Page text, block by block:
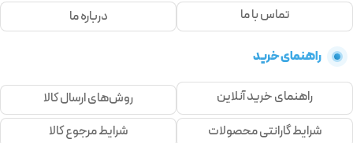
تماس با ما
درباره ما
راهنمای خرید
راهنمای خرید آنلاین
روش‌های ارسال کالا
شرایط گارانتی محصولات
شرایط مرجوع کالا